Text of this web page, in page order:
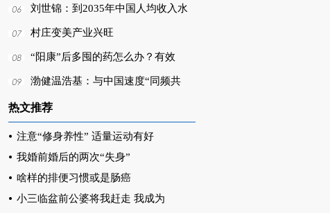
刘世锦：到2035年中国人均收入水
村庄变美产业兴旺
“阳康”后多囤的药怎么办？有效
渤健温浩基：与中国速度“同频共
热文推荐
注意“修身养性” 适量运动有好
我婚前婚后的两次“失身”
啥样的排便习惯或是肠癌
小三临盆前公婆将我赶走 我成为